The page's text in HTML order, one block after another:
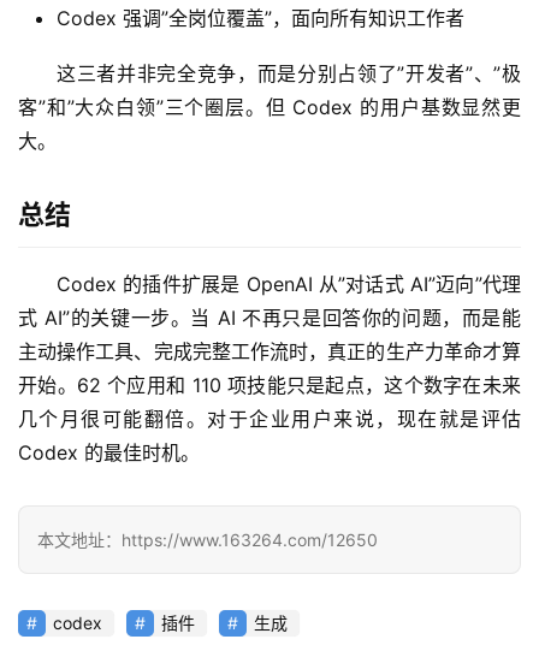
模
型
告
Codex 强调”全岗位覆盖”，面向所有知识工作者
这三者并非完全竞争，而是分别占领了”开发者”、”极
客”和”大众白领”三个圈层。但 Codex 的用户基数显然更
大。
总结
Codex 的插件扩展是 OpenAI 从”对话式 AI”迈向”代理
式 AI”的关键一步。当 AI 不再只是回答你的问题，而是能
主动操作工具、完成完整工作流时，真正的生产力革命才算
开始。62 个应用和 110 项技能只是起点，这个数字在未来
几个月很可能翻倍。对于企业用户来说，现在就是评估
Codex 的最佳时机。
本文地址：https://www.163264.com/12650
codex 插件 生成